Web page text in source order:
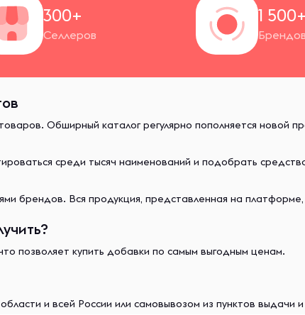
300+
Селлеров
1 500+
Брендов
Обширный каталог регулярно пополняется новой
среди тысяч наименований и подобрать
брендов. Вся продукция, представленная на
позволяет купить добавки по самым выгодным ценам.
и всей России или самовывозом из пунктов выдачи